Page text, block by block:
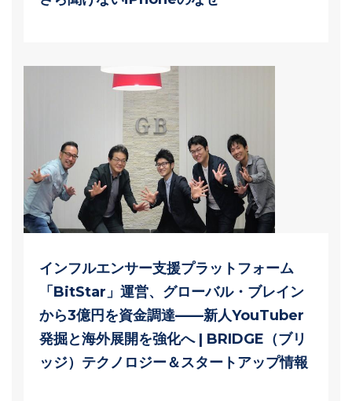
インフルエンサー支援プラットフォーム
「BitStar」運営、グローバル・ブレイン
から3億円を資金調達——新人YouTuber
発掘と海外展開を強化へ | BRIDGE（ブリ
ッジ）テクノロジー＆スタートアップ情報